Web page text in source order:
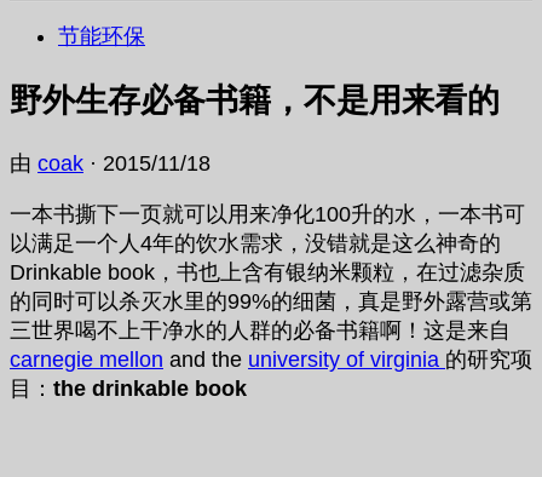
节能环保
野外生存必备书籍，不是用来看的
由 coak · 2015/11/18
一本书撕下一页就可以用来净化100升的水，一本书可
以满足一个人4年的饮水需求，没错就是这么神奇的
Drinkable book，书也上含有银纳米颗粒，在过滤杂质
的同时可以杀灭水里的99%的细菌，真是野外露营或第
三世界喝不上干净水的人群的必备书籍啊！这是来自
carnegie mellon and the university of virginia 的研究项
目： the drinkable book